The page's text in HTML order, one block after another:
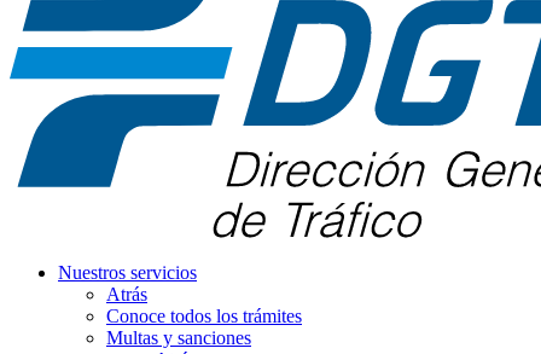
Nuestros servicios
Atrás
Conoce todos los trámites
Multas y sanciones